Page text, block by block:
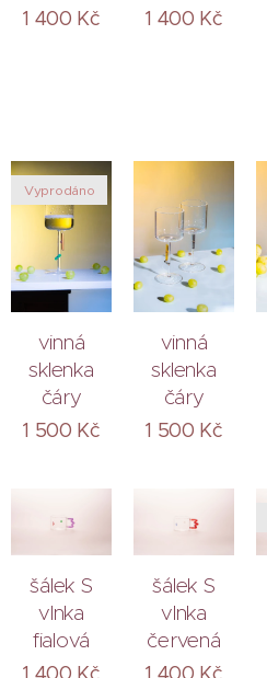
1 400 Kč 1 400 Kč
vinná
sklenka
čáry
Vyprodáno
1 500 Kč
vinná
sklenka
čáry
1 500 Kč
šálek S
vlnka
fialová
šálek S
vlnka
červená